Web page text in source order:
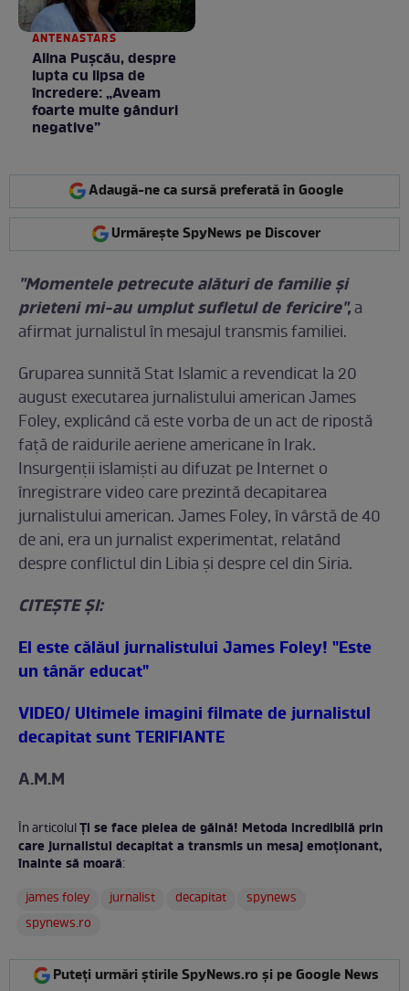
ANTENASTARS
Alina Pușcău, despre
lupta cu lipsa de
încredere: „Aveam
foarte multe gânduri
negative”
Adaugă-ne ca sursă preferată în Google
Urmărește SpyNews pe Discover
"Momentele petrecute alături de familie şi
prieteni mi-au umplut sufletul de fericire",a
afirmat jurnalistul în mesajul transmis familiei.
Gruparea sunnită Stat Islamic a revendicat la 20
august executarea jurnalistului american James
Foley, explicând că este vorba de un act de ripostă
faţă de raidurile aeriene americane în Irak.
Insurgenţii islamişti au difuzat pe Internet o
înregistrare video care prezintă decapitarea
jurnalistului american. James Foley, în vârstă de 40
de ani, era un jurnalist experimentat, relatând
despre conflictul din Libia şi despre cel din Siria.
CITEŞTE ŞI:
El este călăul jurnalistului James Foley! "Este
un tânăr educat"
VIDEO/ Ultimele imagini filmate de jurnalistul
decapitat sunt TERIFIANTE
A.M.M
În articolulŢi se face pielea de găină! Metoda incredibilă prin
care jurnalistul decapitat a transmis un mesaj emoţionant,
înainte să moară:
james foley
jurnalist decapitat
spynews
spynews.ro
Puteți urmări știrile SpyNews.ro și pe Google News